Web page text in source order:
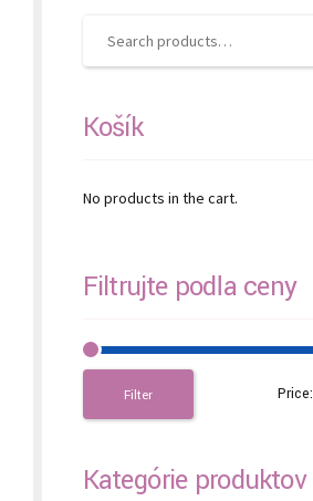
product
Košík
No products in the cart.
Filtrujte podľa ceny
Filter Price:
Kategórie produktov